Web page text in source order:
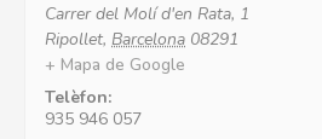
Carrer del Molí d'en Rata, 1
Ripollet, Barcelona 08291
+ Mapa de Google
Telèfon:
935 946 057